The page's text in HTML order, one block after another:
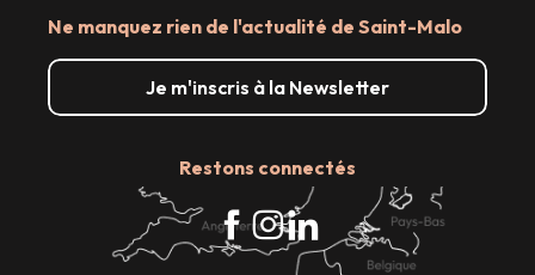
Ne manquez rien de l'actualité de Saint-Malo
Je m'inscris à la Newsletter
Restons connectés